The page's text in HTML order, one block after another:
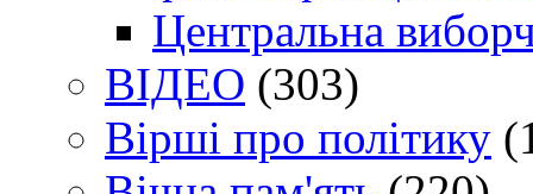
Центральна
ВІДЕО (303)
Вірші про політику